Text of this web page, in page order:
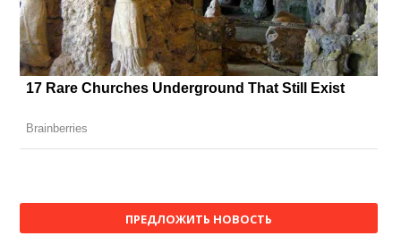
ПРЕДЛОЖИТЬ НОВОСТЬ